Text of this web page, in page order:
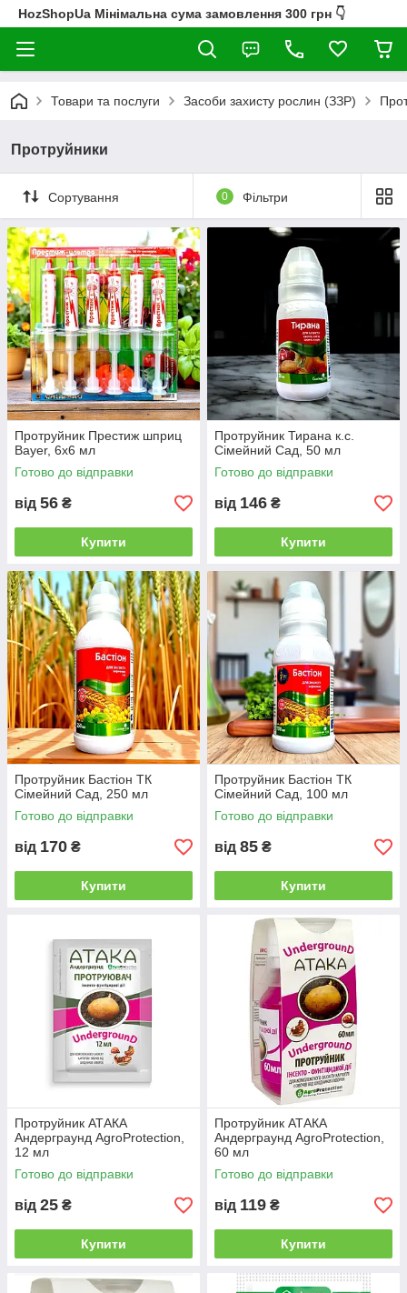
HozShopUa Мінімальна сума замовлення 300 грн 👇
Товари та послуги Засоби захисту рослин (ЗЗР)
Протруйники
Сортування 0 Фільтри
Протруйник Престиж шприц
Bayer, 6х6 мл
Готово до відправки
від 56 ₴
Купити
Протруйник Тирана к.с.
Сімейний Сад, 50 мл
Готово до відправки
від 146 ₴
Купити
Протруйник Бастіон ТК
Сімейний Сад, 250 мл
Готово до відправки
від 170 ₴
Купити
Протруйник Бастіон ТК
Сімейний Сад, 100 мл
Готово до відправки
від 85 ₴
Купити
Протруйник АТАКА
Андерграунд AgroProtection,
12 мл
Готово до відправки
від 25 ₴
Купити
Протруйник АТАКА
Андерграунд AgroProtection,
60 мл
Готово до відправки
від 119 ₴
Купити